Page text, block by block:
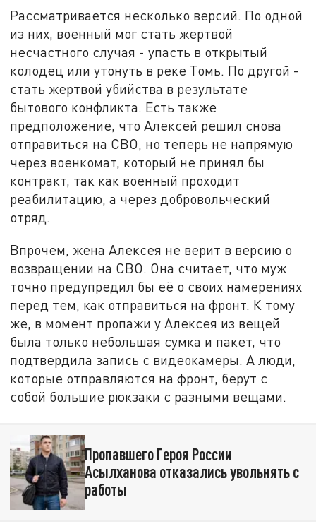
Рассматривается несколько версий. По одной
из них, военный мог стать жертвой
несчастного случая - упасть в открытый
колодец или утонуть в реке Томь. По другой -
стать жертвой убийства в результате
бытового конфликта. Есть также
предположение, что Алексей решил снова
отправиться на СВО, но теперь не напрямую
через военкомат, который не принял бы
контракт, так как военный проходит
реабилитацию, а через добровольческий
отряд.
Впрочем, жена Алексея не верит в версию о
возвращении на СВО. Она считает, что муж
точно предупредил бы её о своих намерениях
перед тем, как отправиться на фронт. К тому
же, в момент пропажи у Алексея из вещей
была только небольшая сумка и пакет, что
подтвердила запись с видеокамеры. А люди,
которые отправляются на фронт, берут с
собой большие рюкзаки с разными вещами.
Пропавшего Героя России
Асылханова отказались увольнять с
работы